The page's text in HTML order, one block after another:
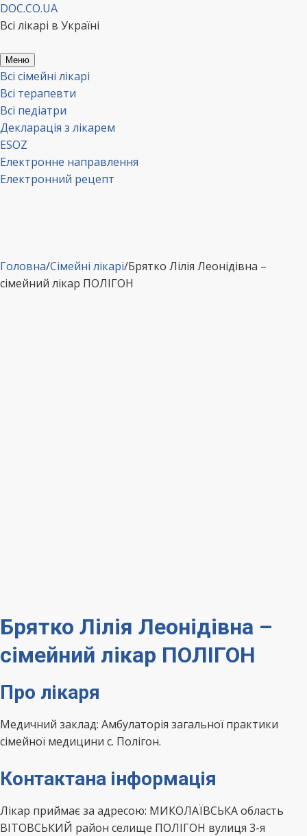
Перейти
до
DOC.CO.UA
Всі лікарі в Україні
Меню
Всі сімейні лікарі
Всі терапевти
Всі педіатри
Декларація з лікарем
ESOZ
Електронне направлення
Електронний рецепт
Головна/Сімейні лікарі/Брятко Лілія Леонідівна –
сімейний лікар ПОЛІГОН
Брятко Лілія Леонідівна –
сімейний лікар ПОЛІГОН
Про лікаря
Медичний заклад: Амбулаторія загальної практики
сімейної медицини с. Полігон.
Контактана інформація
Лікар приймає за адресою: МИКОЛАЇВСЬКА область
ВІТОВСЬКИЙ район селище ПОЛІГОН вулиця 3-я